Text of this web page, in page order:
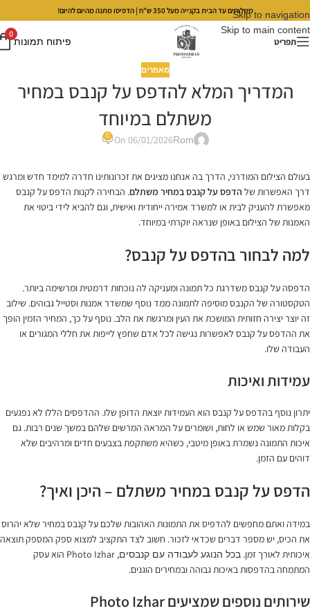
Skip to navigation
Skip to main content
משלוחים עד הבית בקנייה מעל 350 ש"ח | הדפיסו מתנה מהיום להיום!
תפריט פיתוח תמונות
0
מאמרים
המדריך המלא להדפס על קנבס במחיר
משתלם במיוחד
Rom
On 06/01/2026
0
בעולם הצילום המודרני, הדרך בה אנחנו מציגים את זכרונותינו חדרה למימד חדש ומרגש
דרך האפשרות של הדפס על קנבס במחיר משתלם. הבחירה לקנות הדפס על קנבס
מאפשרת להעניק לבית או למשרד אמירה ייחודית ואישית, וגם להביא לידי ביטוי את
האמנות של הצילום באופן שנראה יוקרתי במיוחד.
למה לבחור בהדפס על קנבס?
הדפסה על קנבס משדרגת כל תמונה ומעניקה לה נוכחות דרמטית ומרשימה ביותר.
הטקסטורה של הקנבס מוסיפה לתמונה ממד נוסף שמשדר אמנות וסטייל גבוהים. שילוב
זה יוצר יצירה חזותית המושכת את העין ומרגשת את הלב. נוסף על כך, המחיר הזמין הופך
את ההדפס על קנבס לאפשרות נגישה לכל אדם שחפץ לייפות את חללי המגורים או
העבודה שלו.
עמידות ואיכות
יתרון נוסף בהדפס על קנבס הוא העמידות יוצאת הדופן שלו. ההדפסים הללו לא נפגעים
בקלות מאור שמש או לחות, ושומרים על המראה המרשים שלהם במשך שנים רבות. גם
איכות התמונה נשמרת באופן מיטבי, כשהיא משתקפת בצבעים חדים ומרהיבים שלא
דוהים עם הזמן.
הדפס על קנבס במחיר משתלם – היכן ואיך?
במידה ואתם מחפשים להדפיס את התמונות האהובות שלכם על קנבס במחיר שלא יהרוס
את הכיס, יש מספר דברים שכדאי לזכור. חשוב לצד התקציב למצוא ספק המספק תוצאה
איכותית לאורך זמן. בכל הנוגע לעבודה עם קנבסים
, Photo Izhar הוא עסק
המתמחה בהדפסות באיכות גבוהה ובמחירים הוגנים.
שירותים נוספים שמציעים Photo Izhar